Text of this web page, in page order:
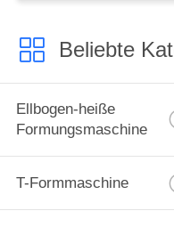
Beliebte
Ellbogen-heiße
Formungsmaschine
T-Formmaschine